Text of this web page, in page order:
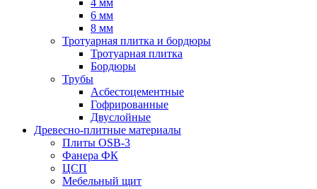
4 мм
6 мм
8 мм
Тротуарная плитка и бордюры
Тротуарная плитка
Бордюры
Трубы
Асбестоцементные
Гофрированные
Двуслойные
Древесно-плитные материалы
Плиты OSB-3
Фанера ФК
ЦСП
Мебельный щит